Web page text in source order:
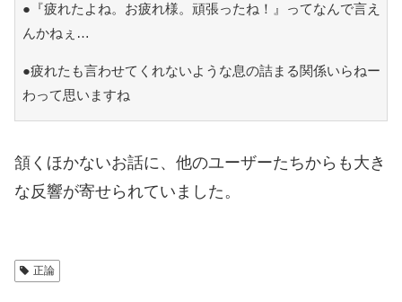
●『疲れたよね。お疲れ様。頑張ったね！』ってなんで言え
んかねぇ…
●疲れたも言わせてくれないような息の詰まる関係いらねー
わって思いますね
頷くほかないお話に、他のユーザーたちからも大き
な反響が寄せられていました。
正論